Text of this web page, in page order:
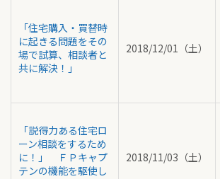
「住宅購入・買替時
に起きる問題をその
場で試算、相談者と
共に解決！」
2018/12/01（土）
「説得力ある住宅ロ
ーン相談をするため
に！」 ＦＰキャプ
テンの機能を駆使し
2018/11/03（土）